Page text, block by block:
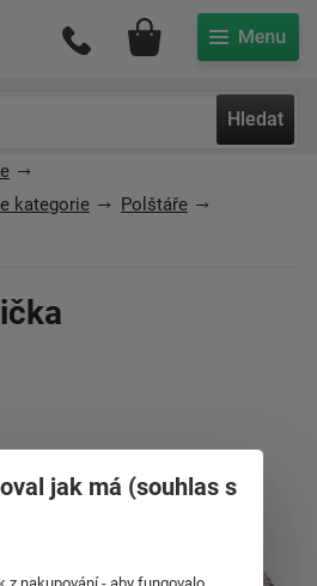
Hledat
Můj účet
kategorie
Polštáře
jak má (souhlas s